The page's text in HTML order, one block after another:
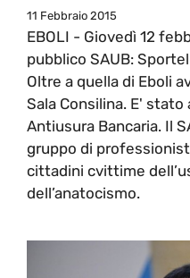
11 Febbraio 2015
EBOLI - Giovedì 12
pubblico SAUB:
Oltre a quella di Eboli
Sala Consilina. E'
Antiusura Bancaria. Il
gruppo di
cittadini cvittime
dell’anatocismo.